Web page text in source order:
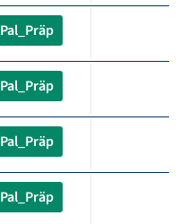
Pal_Präp
Pal_Präp
Pal_Präp
Pal_Präp